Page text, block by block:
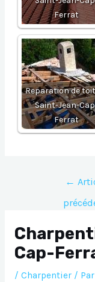
Ferrat
Reparation de
Saint-Jean-
Ferrat
Navigation
l’article
←
Cap-
/ Charpentier/ Par